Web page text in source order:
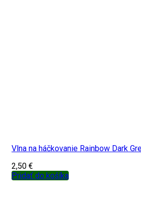
Vlna na háčkovanie Rainbow Dark
2,50 €
Pridať do košíka